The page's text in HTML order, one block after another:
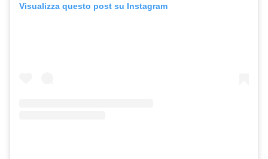
Visualizza questo post su Instagram